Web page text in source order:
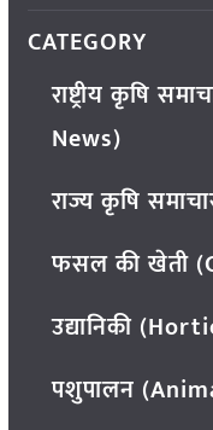
CATEGORY
राष्ट्रीय कृषि
News)
राज्य कृषि
फसल की खेती
उद्यानिकी
पशुपालन